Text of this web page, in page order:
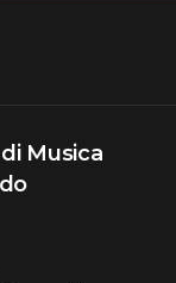
Musica